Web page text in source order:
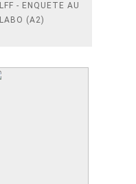
LFF - ENQUETE AU
LABO (A2)